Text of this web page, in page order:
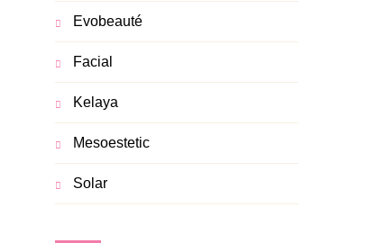
Evobeauté
Facial
Kelaya
Mesoestetic
Solar